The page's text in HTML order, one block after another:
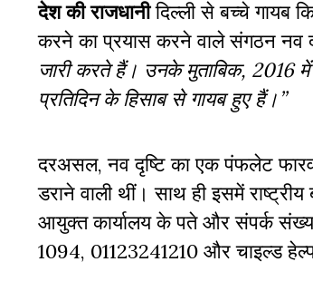
देश की राजधानीदिल्ली से बच्चे गायब
करने का प्रयास करने वाले संगठन नव
जारी करते हैं। उनके मुताबिक, 2016
प्रतिदिन के हिसाब से गायब हुए हैं।’’
दरअसल, नव दृष्टि का एक पंफलेट
डराने वाली थीं। साथ ही इसमें
आयुक्त कार्यालय के पते और संपर्क
1094, 01123241210 और चाइल्ड